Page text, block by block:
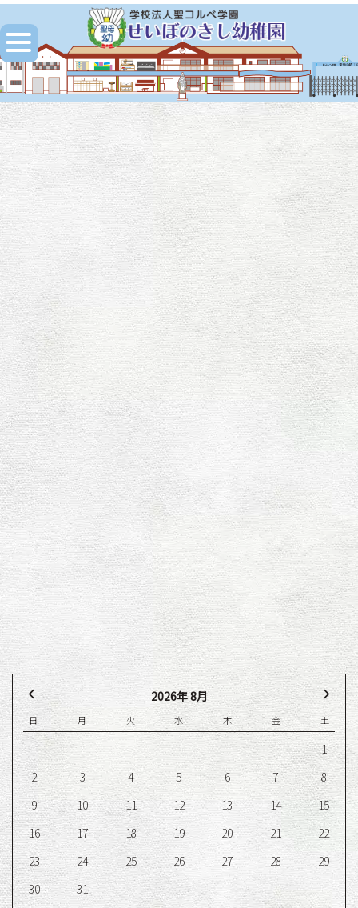
[%title%]
HOME ブログ | template.detail
[%title%]
[%article_date_notime_wa%]
[%lead%]
[%list_start%]
[%list_end%]
[%article%]
[%category%]
[%tags%]
古い記事へ
新しい記事へ
2026年 8月
日 月 火 水 木 金 土
1
2
3 4 5 6 7
8
9
10 11 12 13 14
15
16
17 18 19 20 21
22
23
24 25 26 27 28
29
30
31